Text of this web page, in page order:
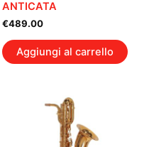
ANTICATA
€489.00
Aggiungi al carrello